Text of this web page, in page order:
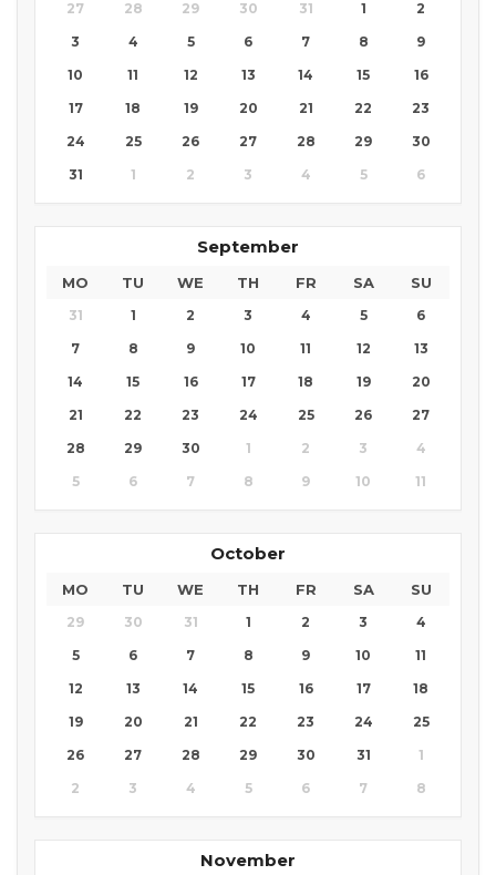
27 28 29 30 31 1
2
3
4 5 6 7 8
9
10
11 12 13 14 15
16
17
18 19 20 21 22
23
24
25 26 27 28 29
30
31
1 2 3 4 5 6
September
MO TU WE TH FR SA SU
31 1 2 3 4 5
6
7
8 9 10 11 12
13
14
15 16 17 18 19
20
21
22 23 24 25 26
27
28
29 30 1 2 3
4
5
6 7 8 9 10 11
October
MO TU WE TH FR SA SU
29 30 31 1 2 3
4
5
6 7 8 9 10
11
12
13 14 15 16 17
18
19
20 21 22 23 24
25
26
27 28 29 30 31
1
2
3 4 5 6 7 8
November